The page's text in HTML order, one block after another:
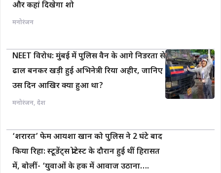
और कहां दिखेगा शो
मनोरंजन
NEET विरोध: मुंबई में पुलिस वैन के आगे निडरता से
ढाल बनकर खड़ी हुई अभिनेत्री रिया अहीर, जानिए
उस दिन आखिर क्या हुआ था?
मनोरंजन, देश
‘शरारत’ फेम आयशा खान को पुलिस ने 2 घंटे बाद
किया रिहा: स्टूडेंट्स प्रोटेस्ट के दौरान हुई थीं हिरासत
में, बोलीं- ‘युवाओं के हक में आवाज उठाना….